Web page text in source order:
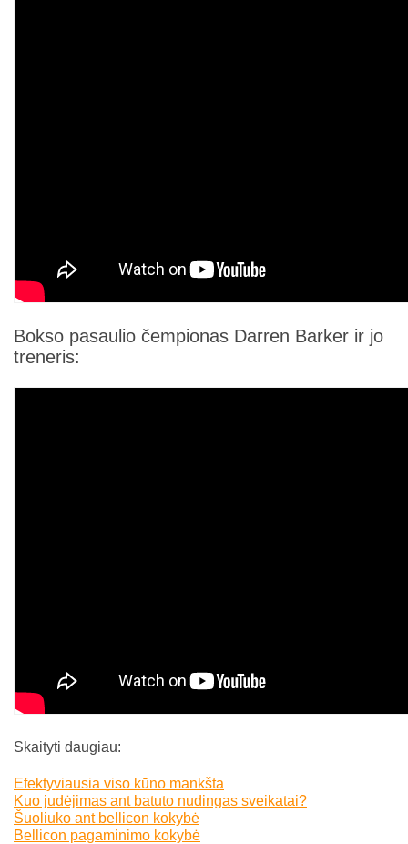
Bokso pasaulio čempionas Darren Barker ir jo
treneris:
Skaityti daugiau:
Efektyviausia viso kūno mankšta
Kuo judėjimas ant batuto nudingas sveikatai?
Šuoliuko ant bellicon kokybė
Bellicon pagaminimo kokybė